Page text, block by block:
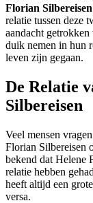
Florian Silbereisen
relatie tussen deze
aandacht
duik nemen in hun
leven zijn gegaan.
De Relatie
Silbereisen
Veel mensen
Florian Silbereisen
bekend dat Helene
relatie hebben
heeft altijd een
versa.